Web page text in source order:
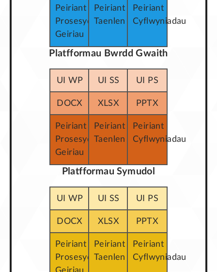
Peiriant
Prosesydd
Geiriau
Peiriant
Taenlen
Peiriant
Cyflwyniadau
Platfformau Bwrdd Gwaith
UI WP UI SS UI PS
DOCX XLSX PPTX
Peiriant
Prosesydd
Geiriau
Peiriant
Taenlen
Peiriant
Cyflwyniadau
Platfformau Symudol
UI WP UI SS UI PS
DOCX XLSX PPTX
Peiriant
Prosesydd
Peiriant
Taenlen
Peiriant
Cyflwyniadau